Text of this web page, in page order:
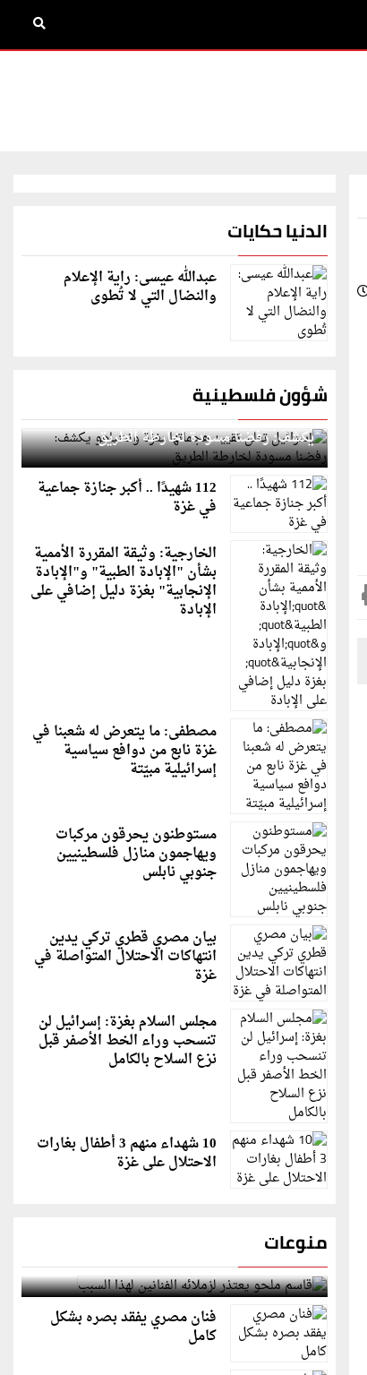
الدنيا حكايات
عبدالله عيسى: راية الإعلام
والنضال التي لا تُطوى
شؤون فلسطينية
إسرائيل تعلن تقييد هجماتها بغزة ونتنياهو
يكشف: رفضنا مسودة لخارطة الطريق
112 شهيدًا .. أكبر جنازة جماعية
في غزة
الخارجية: وثيقة المقررة الأممية
بشأن "الإبادة الطبية" و"الإبادة
الإنجابية" بغزة دليل إضافي على
الإبادة
مصطفى: ما يتعرض له شعبنا في
غزة نابع من دوافع سياسية
إسرائيلية مبيّتة
مستوطنون يحرقون مركبات
ويهاجمون منازل فلسطينيين
جنوبي نابلس
بيان مصري قطري تركي يدين
انتهاكات الاحتلال المتواصلة في
غزة
مجلس السلام بغزة: إسرائيل لن
تنسحب وراء الخط الأصفر قبل
نزع السلاح بالكامل
10 شهداء منهم 3 أطفال بغارات
الاحتلال على غزة
منوعات
قاسم ملحو يعتذر لزملائه الفنانين لهذا السبب
فنان مصري يفقد بصره بشكل
كامل